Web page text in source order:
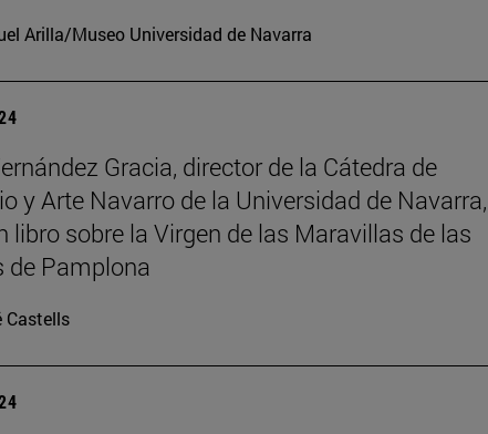
Arilla/Museo Universidad de Navarra
Gracia, director de la Cátedra de
y Arte Navarro de la Universidad de Navarra,
libro sobre la Virgen de las Maravillas de las
de Pamplona
Castells